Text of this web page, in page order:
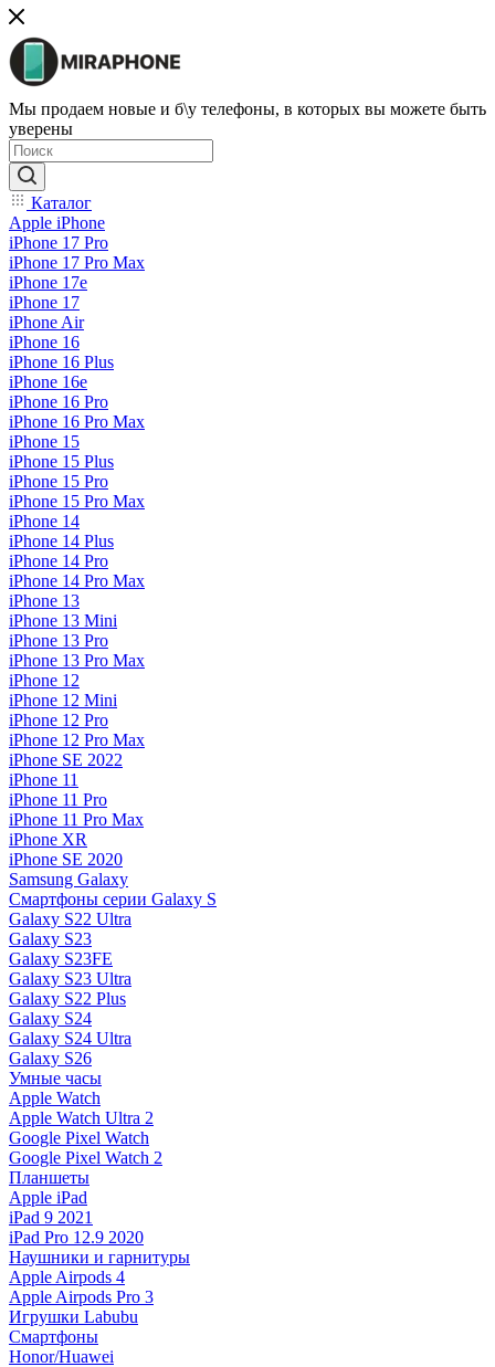
Мы продаем новые и б\у телефоны, в которых вы можете быть
уверены
Каталог
Apple iPhone
iPhone 17 Pro
iPhone 17 Pro Max
iPhone 17e
iPhone 17
iPhone Air
iPhone 16
iPhone 16 Plus
iPhone 16e
iPhone 16 Pro
iPhone 16 Pro Max
iPhone 15
iPhone 15 Plus
iPhone 15 Pro
iPhone 15 Pro Max
iPhone 14
iPhone 14 Plus
iPhone 14 Pro
iPhone 14 Pro Max
iPhone 13
iPhone 13 Mini
iPhone 13 Pro
iPhone 13 Pro Max
iPhone 12
iPhone 12 Mini
iPhone 12 Pro
iPhone 12 Pro Max
iPhone SE 2022
iPhone 11
iPhone 11 Pro
iPhone 11 Pro Max
iPhone XR
iPhone SE 2020
Samsung Galaxy
Смартфоны серии Galaxy S
Galaxy S22 Ultra
Galaxy S23
Galaxy S23FE
Galaxy S23 Ultra
Galaxy S22 Plus
Galaxy S24
Galaxy S24 Ultra
Galaxy S26
Умные часы
Apple Watch
Apple Watch Ultra 2
Google Pixel Watch
Google Pixel Watch 2
Планшеты
Apple iPad
iPad 9 2021
iPad Pro 12.9 2020
Наушники и гарнитуры
Apple Airpods 4
Apple Airpods Pro 3
Игрушки Labubu
Смартфоны
Honor/Huawei